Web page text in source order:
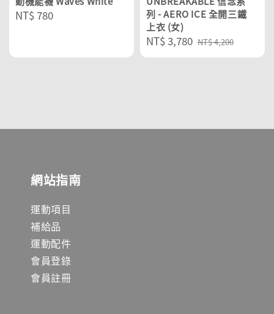
Regular
NT$ 780
列 - AERO ICE 全開三鐵
上衣 (女)
Sale
price
NT$ 3,780 Regular
price
NT$ 4,200
網站指南
運動項目
補給品
運動配件
會員登錄
會員註冊